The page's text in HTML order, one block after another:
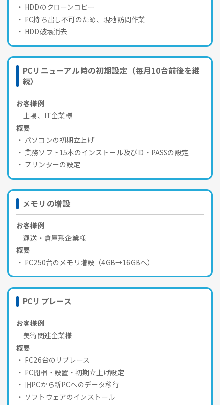
HDDのクローンコピー
PC持ち出し不可のため、現地訪問作業
HDD破壊消去
PCリニューアル時の初期設定（毎月10台前後を継
続）
お客様例
上場、IT企業様
概要
パソコンの初期立上げ
業務ソフト15本のインストール及びID・PASSの設定
プリンターの設定
メモリの増設
お客様例
運送・倉庫系企業様
概要
PC250台のメモリ増設（4GB→16GBへ）
PCリプレース
お客様例
美術関連企業様
概要
PC26台のリプレース
PC開梱・設置・初期立上げ設定
旧PCから新PCへのデータ移行
ソフトウェアのインストール